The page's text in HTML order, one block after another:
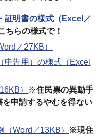
証明書の様式（Excel／
らの様式で！
／27KB）
申告用）の様式（Excel
） ※住民票の異動手
申請するやむを得ない
（Word／13KB） ※現住